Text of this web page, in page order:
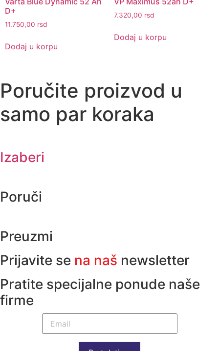
D+
11.750,00 rsd
Dodaj u korpu
7.320,00 rsd
Dodaj u korpu
Poručite proizvod u
samo par koraka
Izaberi
Poruči
Preuzmi
Prijavite se na naš newsletter
Pratite specijalne ponude naše
firme